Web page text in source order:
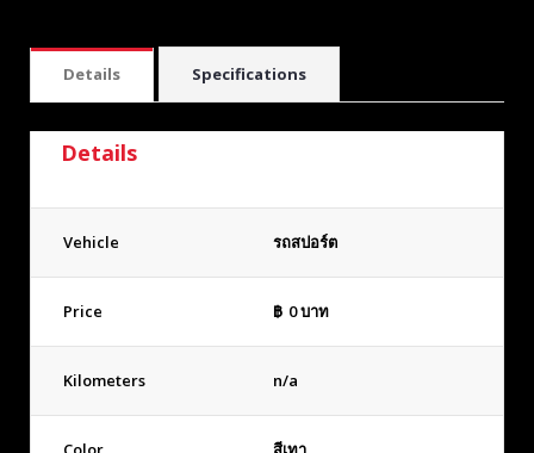
Details Specifications
Details
Vehicle รถสปอร์ต
Price ฿ 0บาท
Kilometers n/a